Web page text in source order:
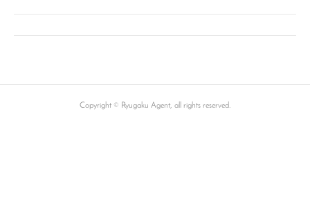
Copyright ©︎ Ryugaku Agent, all rights reserved.